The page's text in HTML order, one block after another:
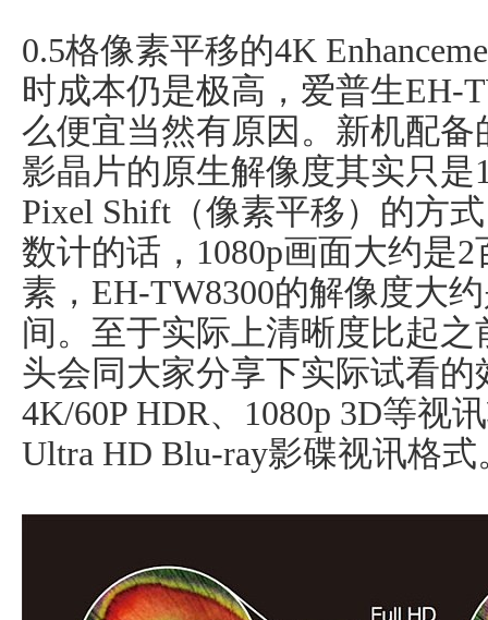
0.5格像素平移的4K
时成本仍是极高，爱普生EH-
么便宜当然有原因。新机配备
影晶片的原生解像度其实只是
Pixel Shift（像素平移）的方
数计的话，1080p画面大约是
素，EH-TW8300的解像度大
间。至于实际上清晰度比起
头会同大家分享下实际试看
4K/60P HDR、1080p 3D等视
Ultra HD Blu-ray影碟视讯格式